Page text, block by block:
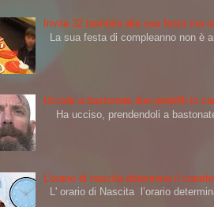
Invita 32 bambini alla sua festa ma
La sua festa di compleanno non è
Uccide a bastonate due pedofili in
Ha ucciso, prendendoli a
L’orario di nascita determina il
L' orario di Nascita l’orario